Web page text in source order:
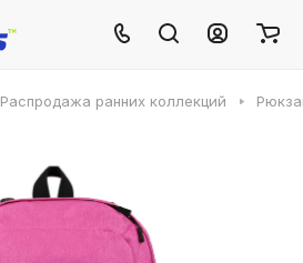
Распродажа ранних коллекций